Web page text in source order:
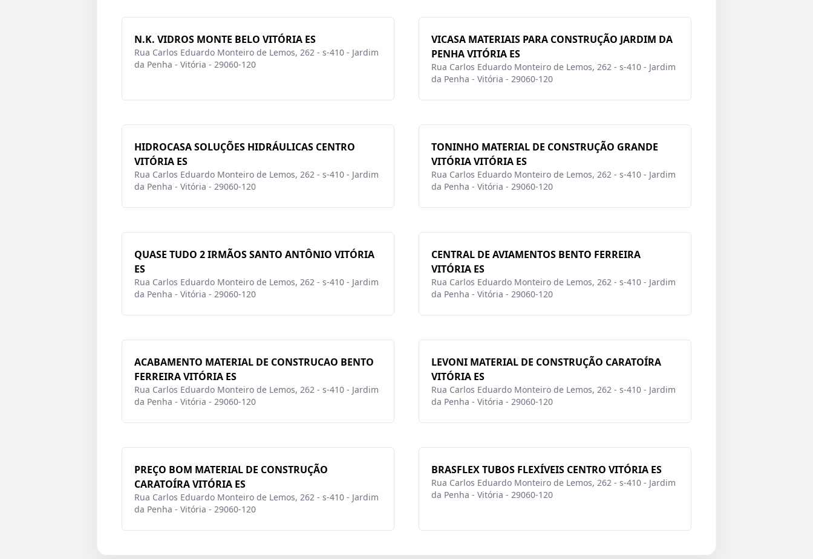
N.K. VIDROS MONTE BELO VITÓRIA ES
Rua Carlos Eduardo Monteiro de Lemos, 262 - s-410 - Jardim
da Penha - Vitória - 29060-120
VICASA MATERIAIS PARA CONSTRUÇÃO JARDIM DA
PENHA VITÓRIA ES
Rua Carlos Eduardo Monteiro de Lemos, 262 - s-410 - Jardim
da Penha - Vitória - 29060-120
HIDROCASA SOLUÇÕES HIDRÁULICAS CENTRO
VITÓRIA ES
Rua Carlos Eduardo Monteiro de Lemos, 262 - s-410 - Jardim
da Penha - Vitória - 29060-120
TONINHO MATERIAL DE CONSTRUÇÃO GRANDE
VITÓRIA VITÓRIA ES
Rua Carlos Eduardo Monteiro de Lemos, 262 - s-410 - Jardim
da Penha - Vitória - 29060-120
QUASE TUDO 2 IRMÃOS SANTO ANTÔNIO VITÓRIA
ES
Rua Carlos Eduardo Monteiro de Lemos, 262 - s-410 - Jardim
da Penha - Vitória - 29060-120
CENTRAL DE AVIAMENTOS BENTO FERREIRA
VITÓRIA ES
Rua Carlos Eduardo Monteiro de Lemos, 262 - s-410 - Jardim
da Penha - Vitória - 29060-120
ACABAMENTO MATERIAL DE CONSTRUCAO BENTO
FERREIRA VITÓRIA ES
Rua Carlos Eduardo Monteiro de Lemos, 262 - s-410 - Jardim
da Penha - Vitória - 29060-120
LEVONI MATERIAL DE CONSTRUÇÃO CARATOÍRA
VITÓRIA ES
Rua Carlos Eduardo Monteiro de Lemos, 262 - s-410 - Jardim
da Penha - Vitória - 29060-120
PREÇO BOM MATERIAL DE CONSTRUÇÃO
CARATOÍRA VITÓRIA ES
Rua Carlos Eduardo Monteiro de Lemos, 262 - s-410 - Jardim
da Penha - Vitória - 29060-120
BRASFLEX TUBOS FLEXÍVEIS CENTRO VITÓRIA ES
Rua Carlos Eduardo Monteiro de Lemos, 262 - s-410 - Jardim
da Penha - Vitória - 29060-120